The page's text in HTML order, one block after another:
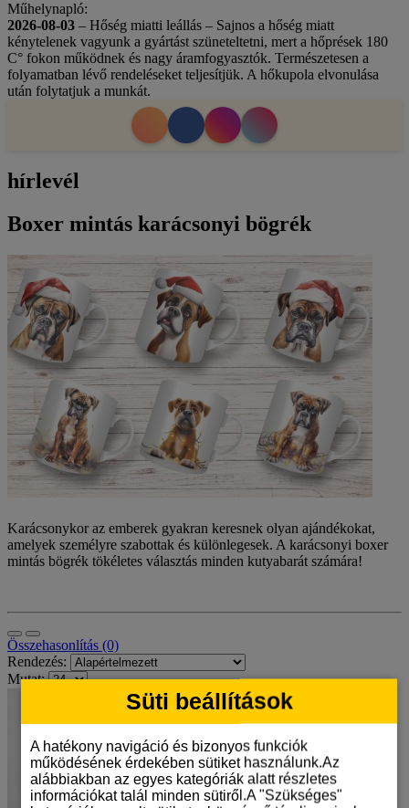
Műhelynapló:
2026-08-03 – Hőség miatti leállás – Sajnos a hőség miatt
kénytelenek vagyunk a gyártást szüneteltetni, mert a hőprések 180
C° fokon működnek és nagy áramfogyasztók. Természetesen a
folyamatban lévő rendeléseket teljesítjük. A hőkupola elvonulása
után folytatjuk a munkát.
hírlevél
Boxer mintás karácsonyi bögrék
Karácsonykor az emberek gyakran keresnek olyan ajándékokat,
amelyek személyre szabottak és különlegesek. A karácsonyi boxer
mintás bögrék tökéletes választás minden kutyabarát számára!
Összehasonlítás (0)
Rendezés:
Mutat:
Süti beállítások
A hatékony navigáció és bizonyos funkciók
működésének érdekében sütiket használunk.Az
alábbiakban az egyes kategóriák alatt részletes
információkat talál minden sütiről.A "Szükséges"